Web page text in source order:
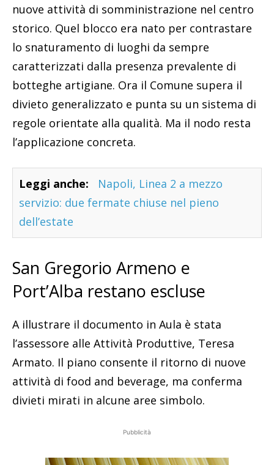
nuove attività di somministrazione nel centro
storico. Quel blocco era nato per contrastare
lo snaturamento di luoghi da sempre
caratterizzati dalla presenza prevalente di
botteghe artigiane. Ora il Comune supera il
divieto generalizzato e punta su un sistema di
regole orientate alla qualità. Ma il nodo resta
l’applicazione concreta.
Leggi anche:
Napoli, Linea 2 a mezzo
servizio: due fermate chiuse nel pieno
dell’estate
San Gregorio Armeno e
Port’Alba restano escluse
A illustrare il documento in Aula è stata
l’assessore alle Attività Produttive, Teresa
Armato. Il piano consente il ritorno di nuove
attività di food and beverage, ma conferma
divieti mirati in alcune aree simbolo.
Pubblicità